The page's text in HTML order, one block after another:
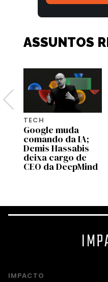
ASSUNTOS
TECH
Google muda
comando da IA;
Demis Hassabis
deixa cargo de
CEO da DeepMind
IMPACTO